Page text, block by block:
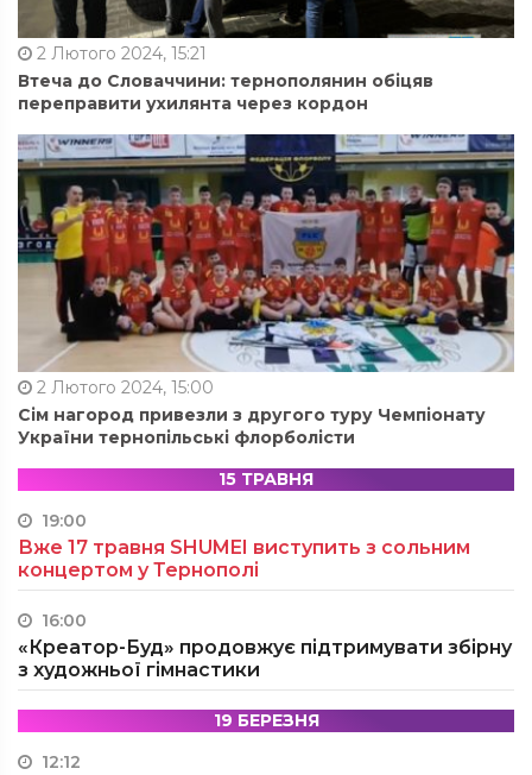
2 Лютого 2024, 15:21
Втеча до Словаччини: тернополянин обіцяв
переправити ухилянта через кордон
2 Лютого 2024, 15:00
Сім нагород привезли з другого туру Чемпіонату
України тернопільські флорболісти
15 ТРАВНЯ
19:00
Вже 17 травня SHUMEI виступить з сольним
концертом у Тернополі
16:00
«Креатор-Буд» продовжує підтримувати збірну
з художньої гімнастики
19 БЕРЕЗНЯ
12:12